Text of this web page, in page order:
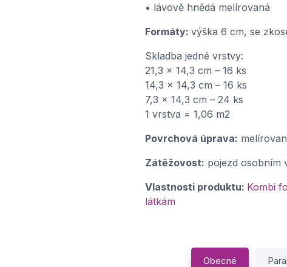
• lávově hnědá melírovaná
Formáty: výška 6 cm, se
Skladba jedné vrstvy:
21,3 x 14,3 cm – 16 ks
14,3 x 14,3 cm – 16 ks
7,3 x 14,3 cm – 24 ks
1 vrstva = 1,06 m2
Povrchová úprava:
Zátěžovost: pojezd osobním
Vlastnosti produktu: Kombi
látkám
Obecné